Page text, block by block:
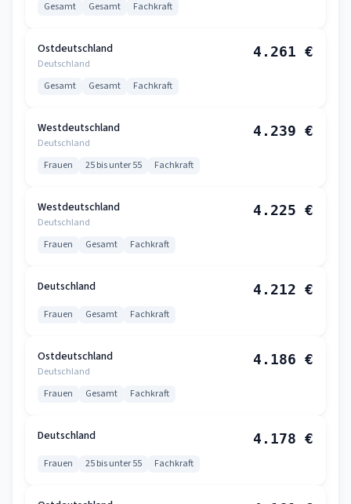
Gesamt Gesamt Fachkraft
Ostdeutschland
Deutschland
4.261 €
Gesamt Gesamt Fachkraft
Westdeutschland
Deutschland
4.239 €
Frauen 25 bis unter 55 Fachkraft
Westdeutschland
Deutschland
4.225 €
Frauen Gesamt Fachkraft
Deutschland 4.212 €
Frauen Gesamt Fachkraft
Ostdeutschland
Deutschland
4.186 €
Frauen Gesamt Fachkraft
Deutschland 4.178 €
Frauen 25 bis unter 55 Fachkraft